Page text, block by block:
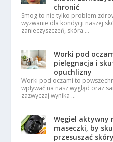
chronić
Smog to nie tylko problem
wyzwanie dla kondycji naszej
zanieczyszczeń, skóra …
Worki pod
pielęgnacja i
opuchlizny
Worki pod oczami to
wpływać na nasz wygląd oraz
zazwyczaj wynika …
Węgiel aktywny
maseczki, by
przesuszać skóry